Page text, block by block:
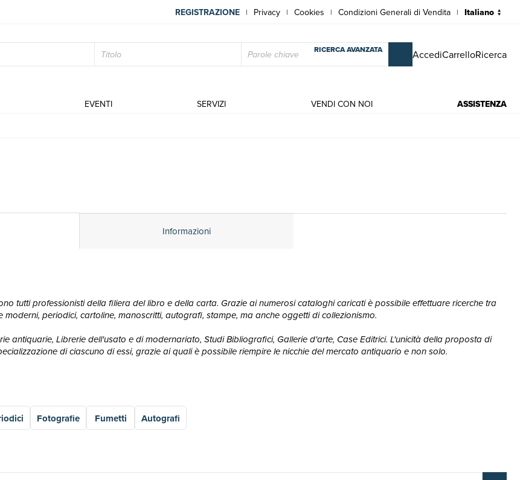
REGISTRAZIONE | Privacy | Cookies | Condizioni Generali di Vendita |
RICERCA AVANZATA AccediCarrelloRicerca
EVENTI SERVIZI VENDI CON NOI ASSISTENZA
Informazioni
tutti professionisti della filiera del libro e della carta. Grazie ai numerosi cataloghi caricati è possibile effettuare ricerche tra
moderni, periodici, cartoline, manoscritti, autografi, stampe, ma anche oggetti di collezionismo.
antiquarie, Librerie dell'usato e di modernariato, Studi Bibliografici, Gallerie d'arte, Case Editrici. L'unicità della proposta di
di ciascuno di essi, grazie ai quali è possibile riempire le nicchie del mercato antiquario e non solo.
Fotografie Fumetti Autografi